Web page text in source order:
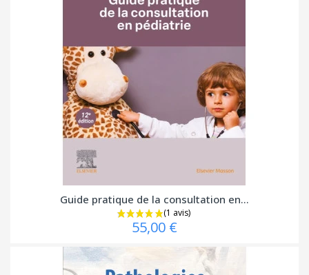
Guide pratique de la consultation en...
55,00 €